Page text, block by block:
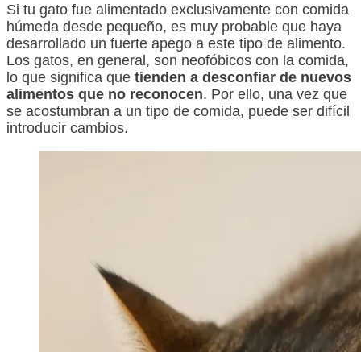
Si tu gato fue alimentado exclusivamente con comida
húmeda desde pequeño, es muy probable que haya
desarrollado un fuerte apego a este tipo de alimento.
Los gatos, en general, son neofóbicos con la comida,
lo que significa que tienden a desconfiar de nuevos
alimentos que no reconocen. Por ello, una vez que
se acostumbran a un tipo de comida, puede ser difícil
introducir cambios.